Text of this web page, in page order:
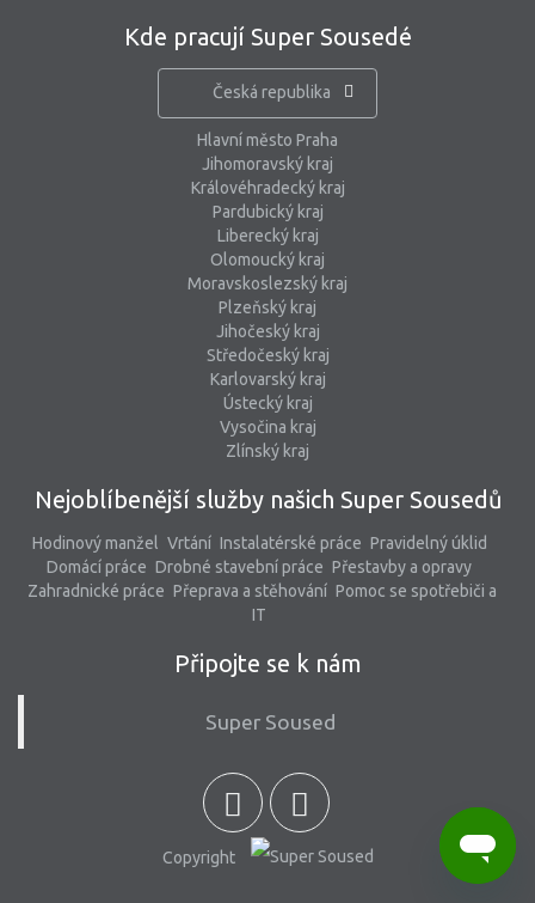
Kde pracují Super Sousedé
Česká republika
Hlavní město Praha
Jihomoravský kraj
Královéhradecký kraj
Pardubický kraj
Liberecký kraj
Olomoucký kraj
Moravskoslezský kraj
Plzeňský kraj
Jihočeský kraj
Středočeský kraj
Karlovarský kraj
Ústecký kraj
Vysočina kraj
Zlínský kraj
Nejoblíbenější služby našich Super Sousedů
Hodinový manžel Vrtání Instalatérské práce Pravidelný úklid
Domácí práce Drobné stavební práce Přestavby a opravy
Zahradnické práce Přeprava a stěhování Pomoc se spotřebiči a
IT
Připojte se k nám
Super Soused
Copyright